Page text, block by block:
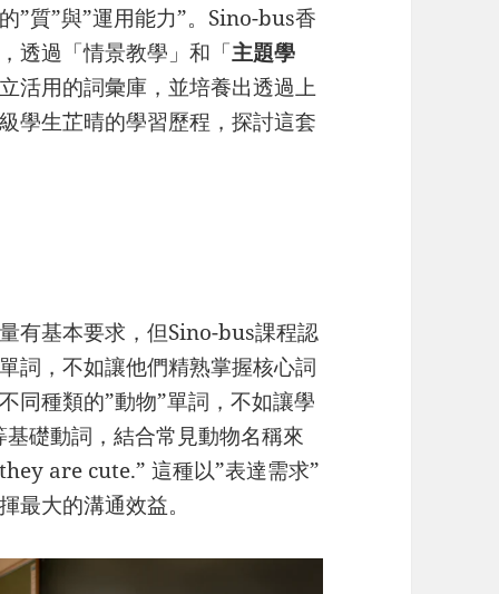
”質”與”運用能力”。Sino-bus香
透過「情景教學」和「主題學
活用的詞彙庫，並培養出透過上
學生芷晴的學習歷程，探討這套
有基本要求，但Sino-bus課程認
詞，不如讓他們精熟掌握核心詞
同種類的”動物”單詞，不如讓學
礎動詞，結合常見動物名稱來
are cute.” 這種以”表達需求”
最大的溝通效益。